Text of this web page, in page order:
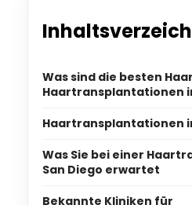
Was sind die besten
Haartransplantationen
Haartransplantationen
Was Sie bei einer
San Diego erwartet
Bekannte Kliniken für